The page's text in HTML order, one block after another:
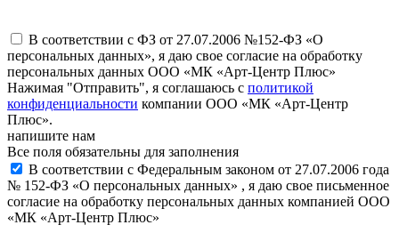
В соответствии с ФЗ от 27.07.2006 №152-ФЗ «О
персональных данных», я даю свое согласие на обработку
персональных данных ООО «МК «Арт-Центр Плюс»
Нажимая "Отправить", я соглашаюсь с политикой
конфиденциальности компании ООО «МК «Арт-Центр
Плюс».
напишите нам
Все поля обязательны для заполнения
В соответствии с Федеральным законом от 27.07.2006 года
№ 152-ФЗ «О персональных данных» , я даю свое письменное
согласие на обработку персональных данных компанией ООО
«МК «Арт-Центр Плюс»